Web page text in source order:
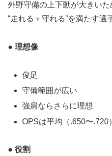
外野守備の上下動が大きいた
“走れる＋守れる”を満たす選
● 理想像
俊足
守備範囲が広い
強肩ならさらに理想
OPSは平均（.650〜.720
● 役割